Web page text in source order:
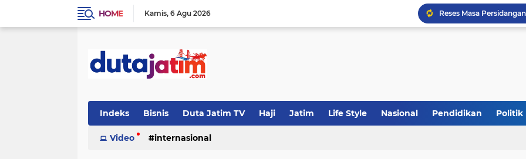
HOME Kamis 6 Agu 2026
Indeks Bisnis Duta Jatim TV Haji Jatim Life Style Nasional Pendidikan Politik
Video internasional